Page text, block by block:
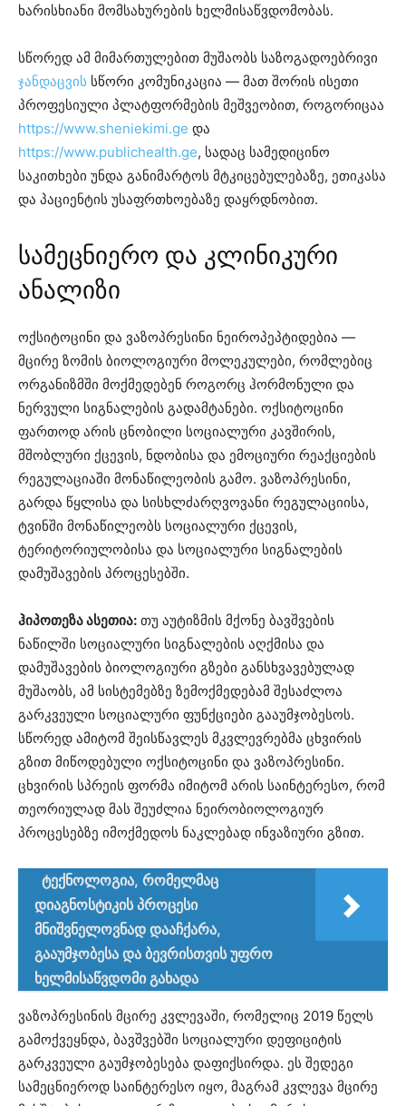
ხარისხიანი მომსახურების ხელმისაწვდომობას.
სწორედ ამ მიმართულებით მუშაობს საზოგადოებრივი
ჯანდაცვის სწორი კომუნიკაცია — მათ შორის ისეთი
პროფესიული პლატფორმების მეშვეობით, როგორიცაა
https://www.sheniekimi.ge და
https://www.publichealth.ge, სადაც სამედიცინო
საკითხები უნდა განიმარტოს მტკიცებულებაზე, ეთიკასა
და პაციენტის უსაფრთხოებაზე დაყრდნობით.
სამეცნიერო და კლინიკური
ანალიზი
ოქსიტოცინი და ვაზოპრესინი ნეიროპეპტიდებია —
მცირე ზომის ბიოლოგიური მოლეკულები, რომლებიც
ორგანიზმში მოქმედებენ როგორც ჰორმონული და
ნერვული სიგნალების გადამტანები. ოქსიტოცინი
ფართოდ არის ცნობილი სოციალური კავშირის,
მშობლური ქცევის, ნდობისა და ემოციური რეაქციების
რეგულაციაში მონაწილეობის გამო. ვაზოპრესინი,
გარდა წყლისა და სისხლძარღვოვანი რეგულაციისა,
ტვინში მონაწილეობს სოციალური ქცევის,
ტერიტორიულობისა და სოციალური სიგნალების
დამუშავების პროცესებში.
ჰიპოთეზა ასეთია: თუ აუტიზმის მქონე ბავშვების
ნაწილში სოციალური სიგნალების აღქმისა და
დამუშავების ბიოლოგიური გზები განსხვავებულად
მუშაობს, ამ სისტემებზე ზემოქმედებამ შესაძლოა
გარკვეული სოციალური ფუნქციები გააუმჯობესოს.
სწორედ ამიტომ შეისწავლეს მკვლევრებმა ცხვირის
გზით მიწოდებული ოქსიტოცინი და ვაზოპრესინი.
ცხვირის სპრეის ფორმა იმიტომ არის საინტერესო, რომ
თეორიულად მას შეუძლია ნეირობიოლოგიურ
პროცესებზე იმოქმედოს ნაკლებად ინვაზიური გზით.
ტექნოლოგია, რომელმაც
დიაგნოსტიკის პროცესი
მნიშვნელოვნად დააჩქარა,
გააუმჯობესა და ბევრისთვის უფრო
ხელმისაწვდომი გახადა
ვაზოპრესინის მცირე კვლევაში, რომელიც 2019 წელს
გამოქვეყნდა, ბავშვებში სოციალური დეფიციტის
გარკვეული გაუმჯობესება დაფიქსირდა. ეს შედეგი
სამეცნიეროდ საინტერესო იყო, მაგრამ კვლევა მცირე